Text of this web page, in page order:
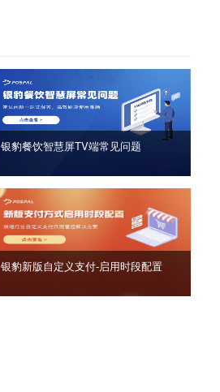
银豹餐饮智慧屏TV端常见问题
银豹新版自定义支付‑启用时段配置